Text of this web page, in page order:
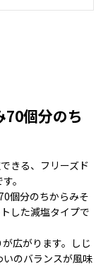
個分のち
きる、フリーズド
。
個分のちからみそ
した減塩タイプで
広がります。しじ
のバランスが風味